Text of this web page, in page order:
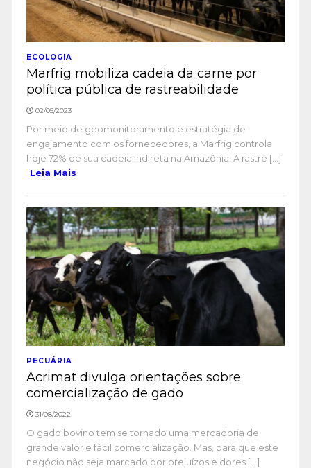
ECOLOGIA
Marfrig mobiliza cadeia da carne por
política pública de rastreabilidade
02/05/2023
Por meio de geomonitoramento e estratégia de
engajamento com os fornecedores, a Marfrig controla
hoje 72% de sua cadeia indireta na Amazônia. A rastre [...]
Leia Mais
PECUÁRIA
Acrimat divulga orientações sobre
comercialização de gado
31/08/2022
O gado bovino tem se tornado uma mercadoria de
grande valor e fácil comercialização. Mas, para que este
negócio não seja marcado por prejuízos e dores [...]